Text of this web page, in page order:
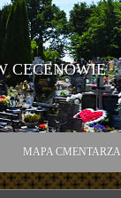
CECENOWIE
MAPA CMENTARZA